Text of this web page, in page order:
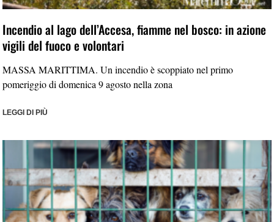
Incendio al lago dell’Accesa, fiamme nel bosco: in azione
vigili del fuoco e volontari
MASSA MARITTIMA. Un incendio è scoppiato nel primo
pomeriggio di domenica 9 agosto nella zona
LEGGI DI PIÙ